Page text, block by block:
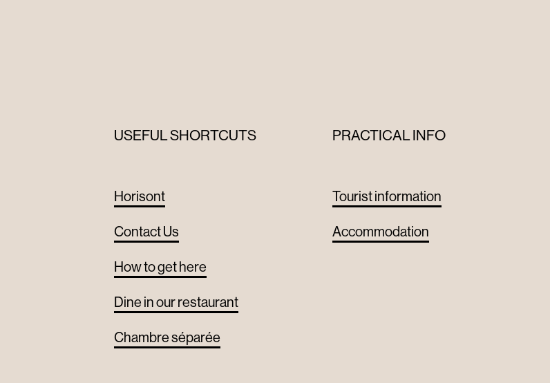
USEFUL SHORTCUTS
Horisont
Contact Us
How to get here
Dine in our restaurant
Chambre séparée
PRACTICAL INFO
Tourist information
Accommodation